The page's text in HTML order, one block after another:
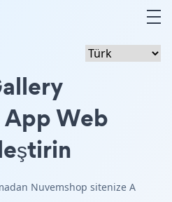
App Web
Nuvemshop sitenize A